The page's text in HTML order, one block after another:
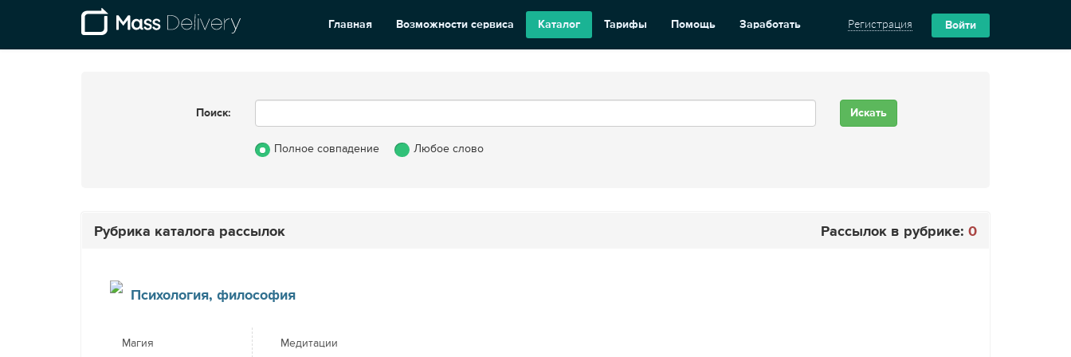
Главная Возможности сервиса Каталог Тарифы Помощь Заработать Регистрация Войти
Поиск:
Полное совпадение Любое слово
Рубрика каталога рассылок Рассылок в рубрике: 0
Психология, философия
Магия Медитации